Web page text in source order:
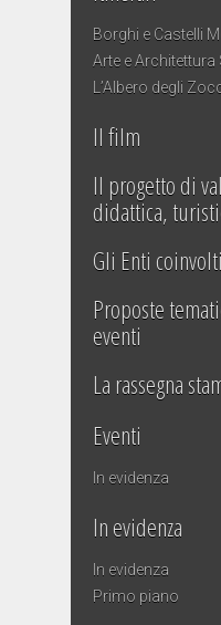
Borghi e Castelli
Arte e Architettura
L’Albero degli
Il film
Il progetto di
didattica,
Gli Enti
Proposte
eventi
La rassegna
Eventi
In evidenza
In evidenza
In evidenza
Primo piano